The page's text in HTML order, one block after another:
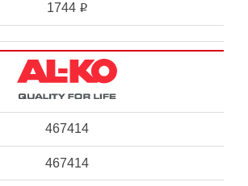
1744 i
467414
467414